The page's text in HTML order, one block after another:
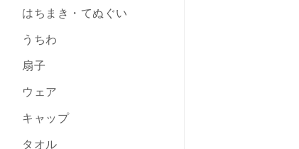
はちまき・てぬぐい
うちわ
扇子
ウェア
キャップ
タオル